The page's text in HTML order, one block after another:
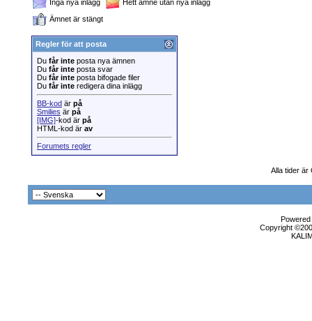
Inga nya inlägg
Hett ämne utan nya inlägg
Ämnet är stängt
Regler för att posta
Du får inte posta nya ämnen
Du får inte posta svar
Du får inte posta bifogade filer
Du får inte redigera dina inlägg
BB-kod är på
Smilies är på
[IMG]-kod är på
HTML-kod är av
Forumets regler
Alla tider är
Copyright